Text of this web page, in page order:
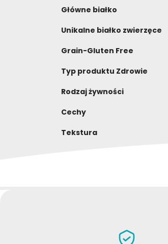
Główne białko
Unikalne białko zwierzęce
Grain-Gluten Free
Typ produktu Zdrowie
Rodzaj żywności
Cechy
Tekstura
digestive e problemi ai reni